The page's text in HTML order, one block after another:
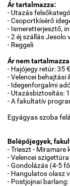
Ár tartalmazza:
- Utazás
- Csoportkísérő
- Ismeretterjesztő,
- 2 éj szállás Jesolo
- Reggeli
Ár nem
- Hajójegy retúr: 35
- Velencei behajtási
- Idegenforgalmi
- Utazásbiztosítás:
- A fakultatív
Egyágyas szoba
Belépőjegyek,
- Trieszt - Miramare
- Velencei
- Gondolázás (4-5
- Hangulatos olasz
- Postjojnai barlang: